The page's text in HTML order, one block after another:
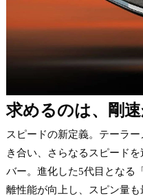
求めるのは、剛速
スピードの新定義。テーラ
き合い、さらなるスピード
バー。進化した5代目となる
離性能が向上し、スピン量